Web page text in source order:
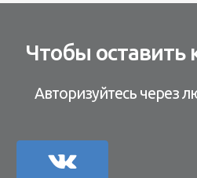
Чтобы оставить
Авторизуйтесь через